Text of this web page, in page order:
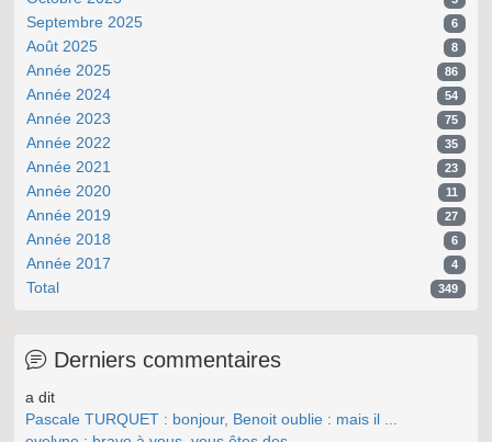
Septembre 2025 6
Août 2025 8
Année 2025 86
Année 2024 54
Année 2023 75
Année 2022 35
Année 2021 23
Année 2020 11
Année 2019 27
Année 2018 6
Année 2017 4
Total 349
Derniers commentaires
a dit
Pascale TURQUET : bonjour, Benoit oublie : mais il ...